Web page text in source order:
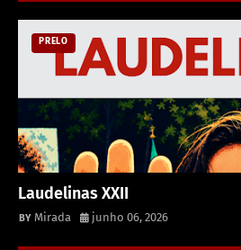
PRELO
Laudelinas XXII
Mirada junho 06, 2026